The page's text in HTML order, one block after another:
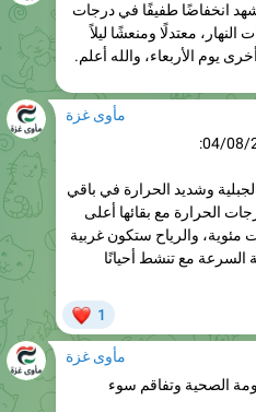
يوم الأربعاء، والله أعلم.
مأوى غزة
وشديد الحرارة في باقي
بحوالي 3 درجات مئوية، والرياح ستكون غربية
السرعة مع تنشط أحيانًا
1
مأوى غزة
الصحية وتفاقم سوء